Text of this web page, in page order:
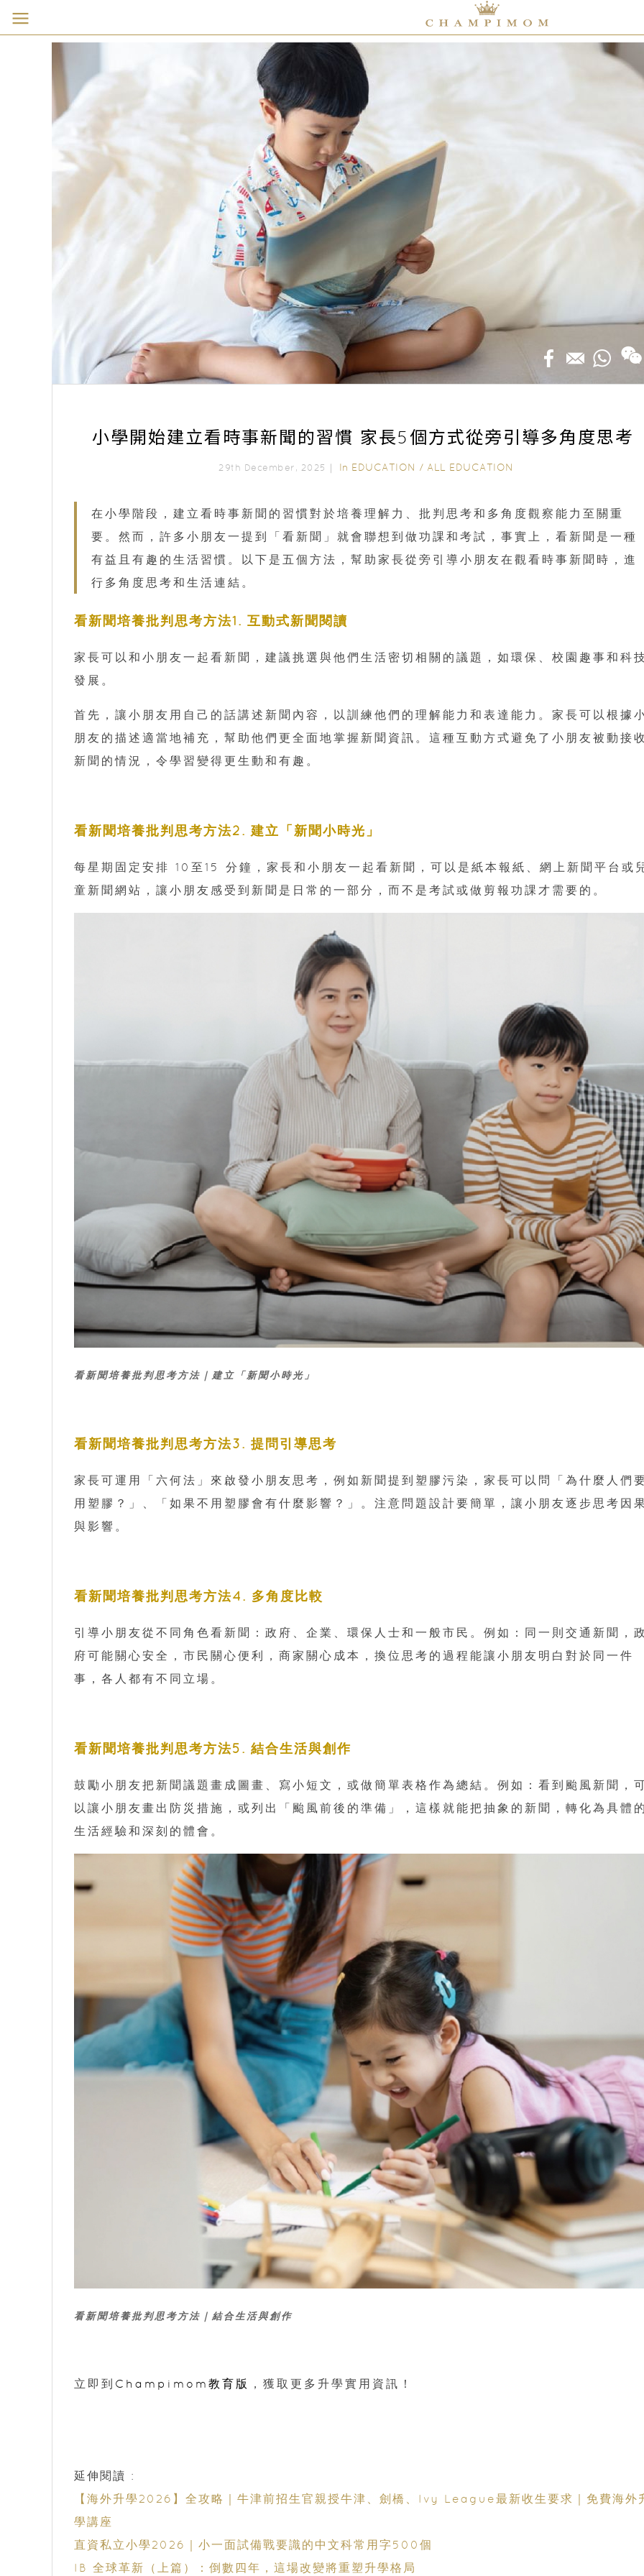
小學開始建立看時事新聞的習慣 家長5個方式從旁引導多角度思考
29th December, 2025｜ In EDUCATION / ALL EDUCATION
在小學階段，建立看時事新聞的習慣對於培養理解力、批判思考和多角度觀察能力至關重
要。然而，許多小朋友一提到「看新聞」就會聯想到做功課和考試，事實上，看新聞是一種
有益且有趣的生活習慣。以下是五個方法，幫助家長從旁引導小朋友在觀看時事新聞時，進
行多角度思考和生活連結。
看新聞培養批判思考方法1. 互動式新聞閱讀
家長可以和小朋友一起看新聞，建議挑選與他們生活密切相關的議題，如環保、校園趣事和科
發展。
首先，讓小朋友用自己的話講述新聞內容，以訓練他們的理解能力和表達能力。家長可以根據
朋友的描述適當地補充，幫助他們更全面地掌握新聞資訊。這種互動方式避免了小朋友被動接
新聞的情況，令學習變得更生動和有趣。
看新聞培養批判思考方法2. 建立「新聞小時光」
每星期固定安排 10至15 分鐘，家長和小朋友一起看新聞，可以是紙本報紙、網上新聞平台或
童新聞網站，讓小朋友感受到新聞是日常的一部分，而不是考試或做剪報功課才需要的。
看新聞培養批判思考方法｜建立「新聞小時光」
看新聞培養批判思考方法3. 提問引導思考
家長可運用「六何法」來啟發小朋友思考，例如新聞提到塑膠污染，家長可以問「為什麼人們
用塑膠？」、「如果不用塑膠會有什麼影響？」。注意問題設計要簡單，讓小朋友逐步思考因
與影響。
看新聞培養批判思考方法4. 多角度比較
引導小朋友從不同角色看新聞：政府、企業、環保人士和一般市民。例如：同一則交通新聞，
府可能關心安全，市民關心便利，商家關心成本，換位思考的過程能讓小朋友明白對於同一件
事，各人都有不同立場。
看新聞培養批判思考方法5. 結合生活與創作
鼓勵小朋友把新聞議題畫成圖畫、寫小短文，或做簡單表格作為總結。例如：看到颱風新聞，
以讓小朋友畫出防災措施，或列出「颱風前後的準備」，這樣就能把抽象的新聞，轉化為具體
生活經驗和深刻的體會。
看新聞培養批判思考方法｜結合生活與創作
立即到 Champimom教育版 ，獲取更多升學實用資訊！
延伸閱讀 :
【海外升學2026】全攻略｜牛津前招生官親授牛津、劍橋、Ivy League最新收生要求｜免費海外
學講座
直資私立小學2026｜小一面試備戰要識的中文科常用字500個
IB 全球革新（上篇）：倒數四年，這場改變將重塑升學格局